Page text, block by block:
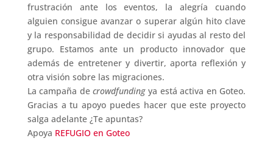
frustración ante los eventos, la alegría cuando
alguien consigue avanzar o superar algún hito clave
y la responsabilidad de decidir si ayudas al resto del
grupo. Estamos ante un producto innovador que
además de entretener y divertir, aporta reflexión y
otra visión sobre las migraciones.
La campaña decrowdfundingya está activa en Goteo.
Gracias a tu apoyo puedes hacer que este proyecto
salga adelante ¿Te apuntas?
Apoya REFUGIO en Goteo